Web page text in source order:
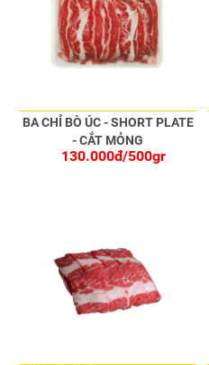
BA CHỈ BÒ ÚC - SHORT PLATE
- CẮT MỎNG
130.000đ/500gr